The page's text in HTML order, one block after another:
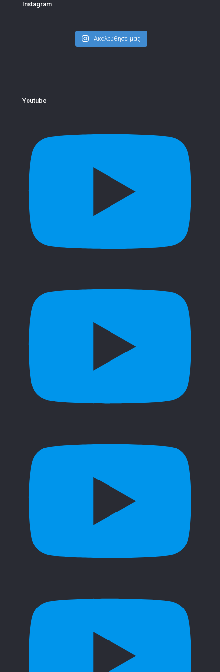
Instagram
Ακολούθησε μας
Youtube